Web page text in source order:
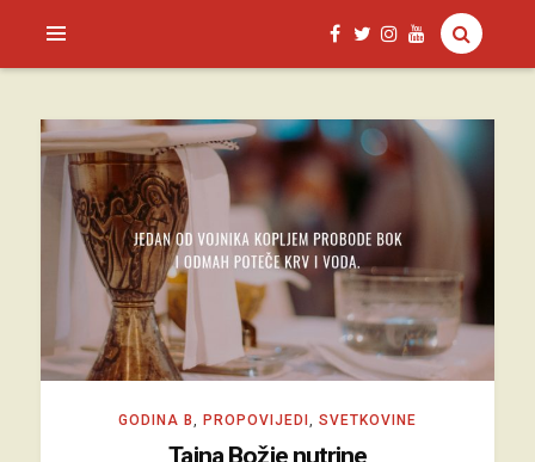
SAGUD.XYZ
GODINA B PROPOVIJEDI SVETKOVINE
Tajna Božje nutrine